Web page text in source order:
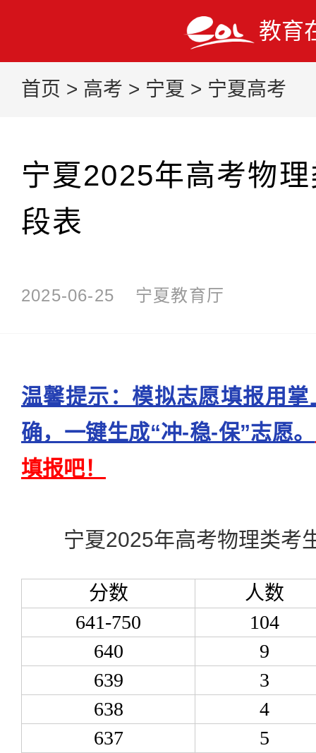
教育
首页 > 高考 > 宁夏 > 宁夏高考
宁夏2025年高考物
段表
2025-06-25 宁夏教育厅
温馨提示：模拟志愿填报用
确，一键生成“冲-稳-保”志愿。
填报吧！
宁夏2025年高考物理类考
分数
人数
641-750
104
640
9
639
3
638
4
637
5